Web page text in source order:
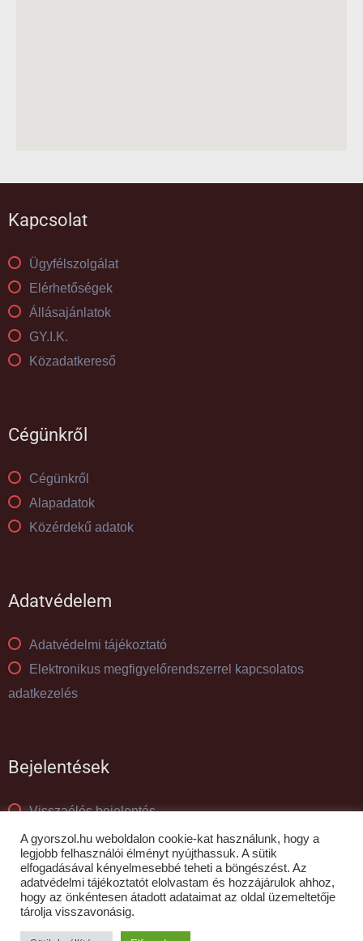
Kapcsolat
Ügyfélszolgálat
Elérhetőségek
Állásajánlatok
GY.I.K.
Közadatkereső
Cégünkről
Cégünkről
Alapadatok
Közérdekű adatok
Adatvédelem
Adatvédelmi tájékoztató
Elektronikus megfigyelőrendszerrel kapcsolatos
adatkezelés
Bejelentések
Visszaélés bejelentés
Panaszkezelés
© GYŐR-SZOL Zrt - 2010- 2026
A gyorszol.hu weboldalon cookie-kat használunk, hogy a
legjobb felhasználói élményt nyújthassuk. A sütik
elfogadásával kényelmesebbé teheti a böngészést. Az
adatvédelmi tájékoztatót elolvastam és hozzájárulok ahhoz,
hogy az önkéntesen átadott adataimat az oldal üzemeltetője
tárolja visszavonásig.